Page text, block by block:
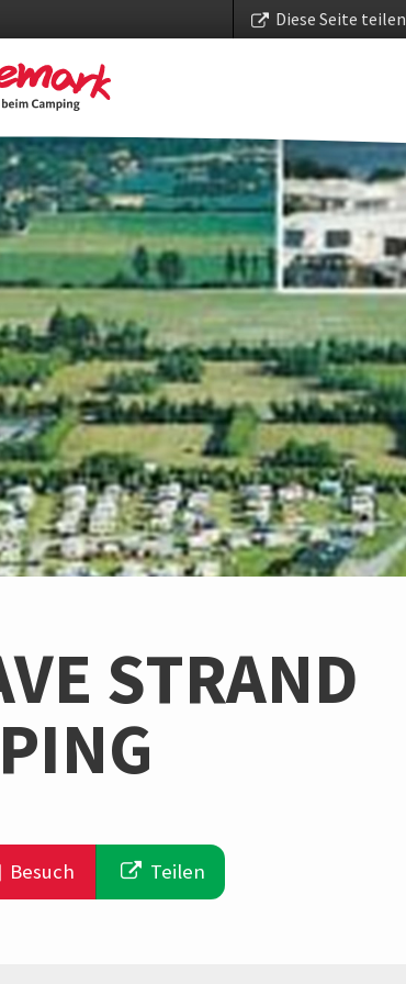
Diese Seite teilen
STRAND
Besuch Teilen